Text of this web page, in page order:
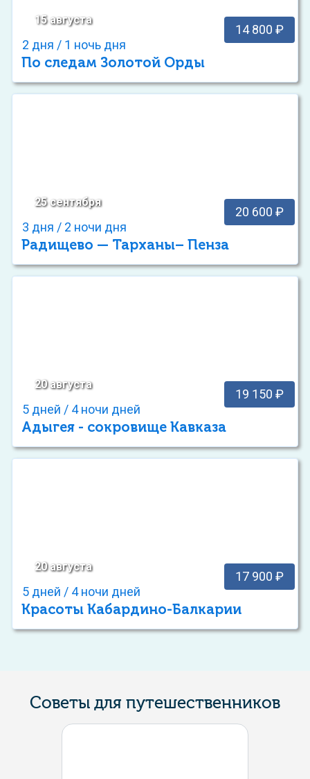
15 августа
14 800 ₽
2 дня / 1 ночь дня
По следам Золотой Орды
25 сентября
20 600 ₽
3 дня / 2 ночи дня
Радищево — Тарханы– Пенза
20 августа
19 150 ₽
5 дней / 4 ночи дней
Адыгея - сокровище Кавказа
20 августа
17 900 ₽
5 дней / 4 ночи дней
Красоты Кабардино-Балкарии
Советы для путешественников